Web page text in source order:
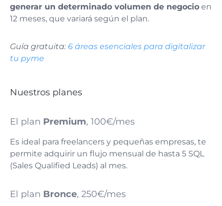
generar un determinado volumen de negocio en
12 meses, que variará según el plan.
Guía gratuita: 6 áreas esenciales para digitalizar
tu pyme
Nuestros planes
El plan Premium, 100€/mes
Es ideal para freelancers y pequeñas empresas, te
permite adquirir un flujo mensual de hasta 5 SQL
(Sales Qualified Leads) al mes.
El plan Bronce, 250€/mes